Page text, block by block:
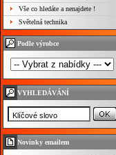
Vše co hledáte a nenajdete !
Světelná technika
Podle výrobce
VYHLEDÁVÁNÍ
Novinky emailem